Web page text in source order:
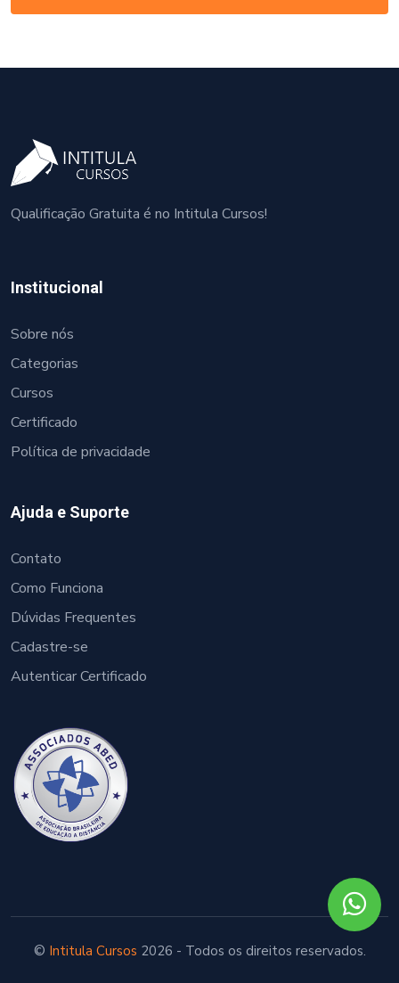
Qualificação Gratuita é no Intitula Cursos!
Institucional
Sobre nós
Categorias
Cursos
Certificado
Política de privacidade
Ajuda e Suporte
Contato
Como Funciona
Dúvidas Frequentes
Cadastre-se
Autenticar Certificado
© Intitula Cursos 2026 - Todos os direitos reservados.